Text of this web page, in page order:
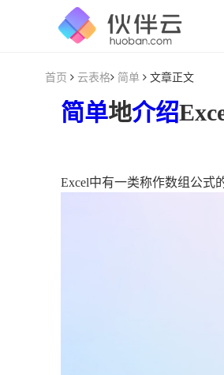
首页 云表格 简单 文章正文
简单地介绍
Excel中有一类称作数组公式